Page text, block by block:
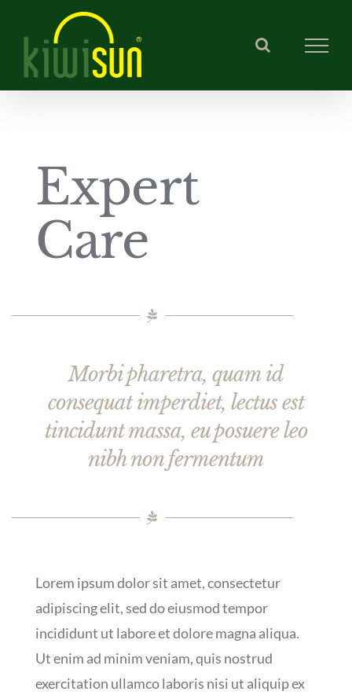
content
Expert
Care
Morbi pharetra, quam id
consequat imperdiet, lectus est
tincidunt massa, eu posuere leo
nibh non fermentum
Lorem ipsum dolor sit amet, consectetur
adipiscing elit, sed do eiusmod tempor
incididunt ut labore et dolore magna aliqua.
Ut enim ad minim veniam, quis nostrud
exercitation ullamco laboris nisi ut aliquip ex